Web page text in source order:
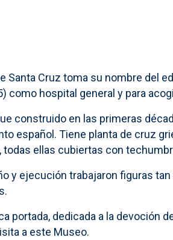
Santa Cruz toma su nombre del
como hospital general y para
construido en las primeras
español. Tiene planta de cruz
todas ellas cubiertas con
y ejecución trabajaron figuras
portada, dedicada a la devoción
a este Museo.